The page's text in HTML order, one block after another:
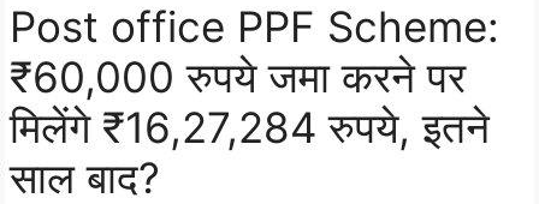
Post office PPF Scheme:
₹60,000 रुपये जमा करने पर
मिलेंगे ₹16,27,284 रुपये, इतने
साल बाद?